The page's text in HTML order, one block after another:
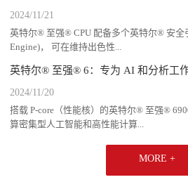
2024/11/21
英特尔® 至强® CPU 配备多个英特尔® 安全
Engine)， 可在维持出色性...
英特尔® 至强® 6：专为 AI 和分析工
2024/11/20
搭载 P-core（性能核）的英特尔® 至强®
算密集型人工智能和高性能计算...
MORE +